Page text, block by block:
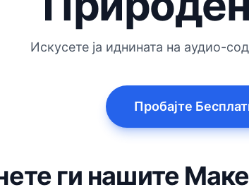
Искусете ја иднината на аудио-
Пробајте
ги нашите